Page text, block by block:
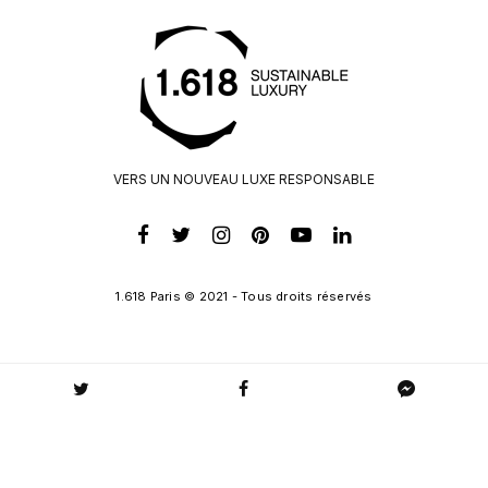
VERS UN NOUVEAU LUXE RESPONSABLE
1.618 Paris © 2021 - Tous droits réservés